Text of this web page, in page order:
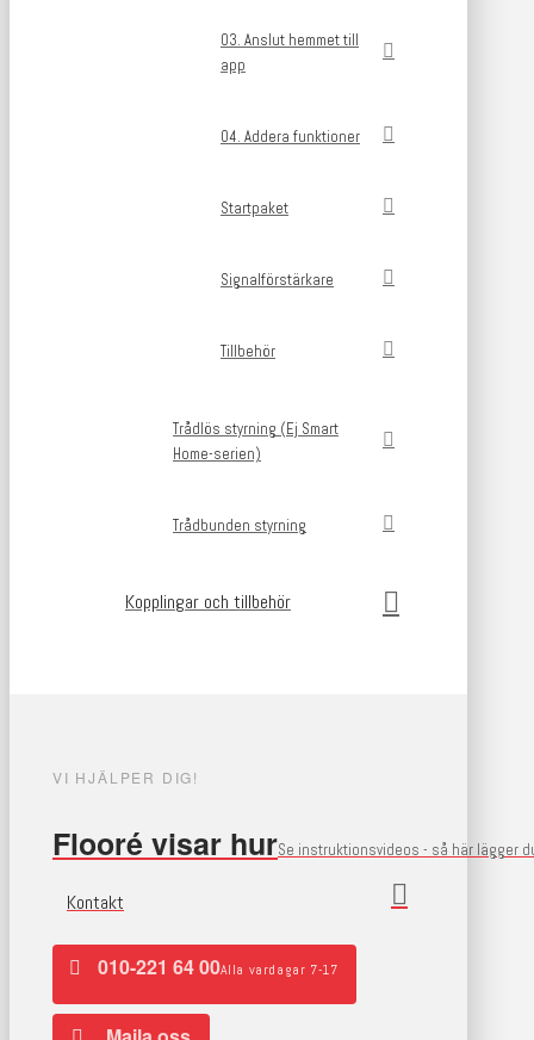
03. Anslut hemmet till
app
04. Addera funktioner
Startpaket
Signalförstärkare
Tillbehör
Trådlös styrning (Ej Smart
Home-serien)
Trådbunden styrning
Kopplingar och tillbehör
VI HJÄLPER DIG!
Flooré visar hurSe instruktionsvideos - så här lägger
Kontakt
010-221 64 00Alla vardagar 7-17